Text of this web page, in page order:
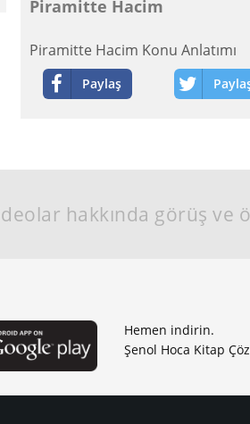
Piramitte Hacim
Piramitte Hacim Konu Anlatımı
Paylaş
hakkında görüş ve
Hemen indirin.
Şenol Hoca Kitap